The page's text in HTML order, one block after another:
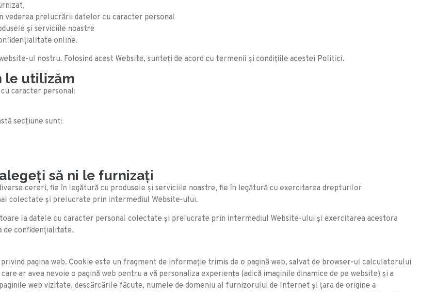
vederea prelucrării datelor cu caracter personal
şi serviciile noastre
online.
ul nostru. Folosind acest Website, sunteți de acord cu termenii și condițiile acestei Politici.
le utilizăm
caracter personal:
secțiune sunt:
să ni le furnizați
cereri, fie în legătură cu produsele și serviciile noastre, fie în legătură cu exercitarea drepturilor
colectate și prelucrate prin intermediul Website-ului.
la datele cu caracter personal colectate și prelucrate prin intermediul Website-ului și exercitarea acestora
de confidențialitate.
pagina web. Cookie este un fragment de informaţie trimis de o pagină web, salvat de browser-ul calculatorului
ar avea nevoie o pagină web pentru a vă personaliza experienţa (adică imaginile dinamice de pe website) şi a
web vizitate, descărcările făcute, numele de domeniu al furnizorului de Internet şi ţara de origine a